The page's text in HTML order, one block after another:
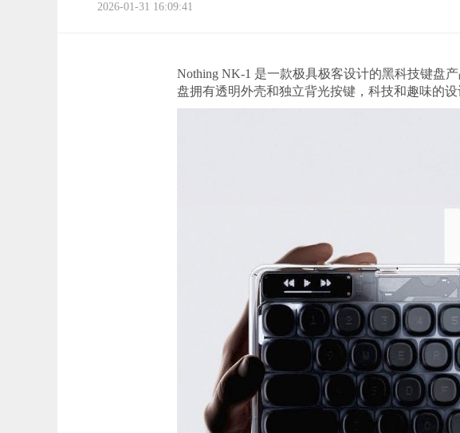
2026-01-31 16:09:41
Nothing NK-1 是一款极具极客设计的黑科技键盘
盘拥有透明外壳和独立背光按键，科技和趣味的